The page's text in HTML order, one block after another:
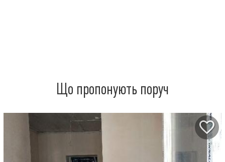
Що пропонують поруч